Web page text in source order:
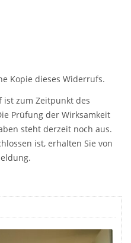
Kopie dieses Widerrufs.
ist zum Zeitpunkt des
Prüfung der Wirksamkeit
steht derzeit noch aus.
ist, erhalten Sie von